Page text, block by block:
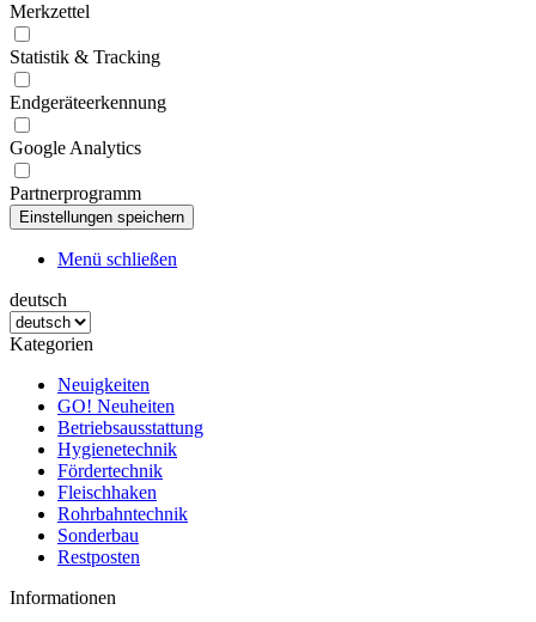
Merkzettel
Statistik & Tracking
Endgeräteerkennung
Google Analytics
Partnerprogramm
Menü schließen
deutsch
Kategorien
Neuigkeiten
GO! Neuheiten
Betriebsausstattung
Hygienetechnik
Fördertechnik
Fleischhaken
Rohrbahntechnik
Sonderbau
Restposten
Informationen